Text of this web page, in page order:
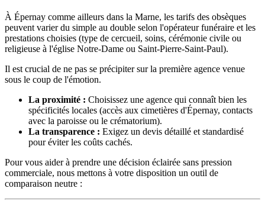
À Épernay comme ailleurs dans la Marne, les tarifs des obsèques
peuvent varier du simple au double selon l'opérateur funéraire et les
prestations choisies (type de cercueil, soins, cérémonie civile ou
religieuse à l'église Notre-Dame ou Saint-Pierre-Saint-Paul).
Il est crucial de ne pas se précipiter sur la première agence venue
sous le coup de l'émotion.
La proximité : Choisissez une agence qui connaît bien les
spécificités locales (accès aux cimetières d'Épernay, contacts
avec la paroisse ou le crématorium).
La transparence : Exigez un devis détaillé et standardisé
pour éviter les coûts cachés.
Pour vous aider à prendre une décision éclairée sans pression
commerciale, nous mettons à votre disposition un outil de
comparaison neutre :